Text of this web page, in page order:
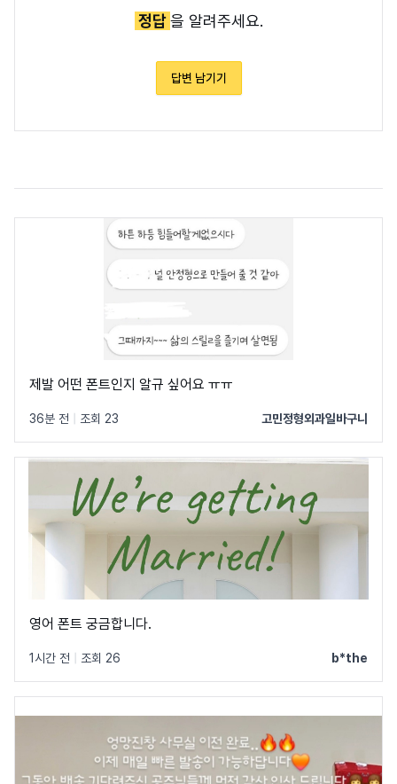
정답을 알려주세요.
답변 남기기
제발 어떤 폰트인지 알규 싶어요 ㅠㅠ
36분 전 조회 23 고민정형외과일바구니
영어 폰트 궁금합니다.
1시간 전 조회 26 b*the